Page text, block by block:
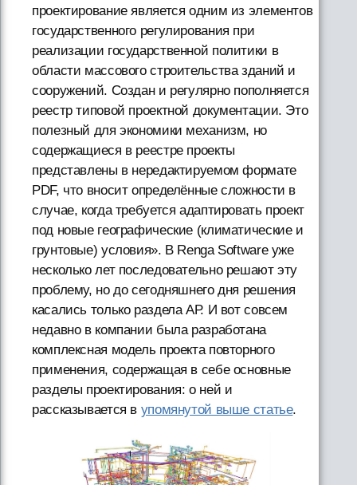
проектирование является одним из элементов
государственного регулирования при
реализации государственной политики в
области массового строительства зданий и
сооружений. Создан и регулярно пополняется
реестр типовой проектной документации. Это
полезный для экономики механизм, но
содержащиеся в реестре проекты
представлены в нередактируемом формате
PDF, что вносит определённые сложности в
случае, когда требуется адаптировать проект
под новые географические (климатические и
грунтовые) условия». В Renga Software уже
несколько лет последовательно решают эту
проблему, но до сегодняшнего дня решения
касались только раздела АР. И вот совсем
недавно в компании была разработана
комплексная модель проекта повторного
применения, содержащая в себе основные
разделы проектирования: о ней и
рассказывается в упомянутой выше статье.